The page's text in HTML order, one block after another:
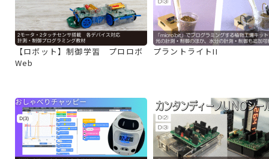
【ロボット】制御学習 プロロボ
Web
プラントライトII